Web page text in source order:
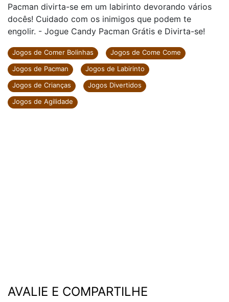
Pacman divirta-se em um labirinto devorando vários
docês! Cuidado com os inimigos que podem te
engolir. - Jogue Candy Pacman Grátis e Divirta-se!
Jogos de Comer Bolinhas
Jogos de Come Come
Jogos de Pacman
Jogos de Labirinto
Jogos de Crianças
Jogos Divertidos
Jogos de Agilidade
AVALIE E COMPARTILHE